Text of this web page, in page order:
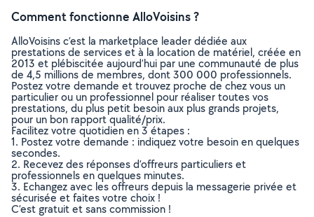
Comment fonctionne AlloVoisins ?
AlloVoisins c’est la marketplace leader dédiée aux
prestations de services et à la location de matériel, créée en
2013 et plébiscitée aujourd’hui par une communauté de plus
de 4,5 millions de membres, dont 300 000 professionnels.
Postez votre demande et trouvez proche de chez vous un
particulier ou un professionnel pour réaliser toutes vos
prestations, du plus petit besoin aux plus grands projets,
pour un bon rapport qualité/prix.
Facilitez votre quotidien en 3 étapes :
1. Postez votre demande : indiquez votre besoin en quelques
secondes.
2. Recevez des réponses d’offreurs particuliers et
professionnels en quelques minutes.
3. Echangez avec les offreurs depuis la messagerie privée et
sécurisée et faites votre choix !
C’est gratuit et sans commission !